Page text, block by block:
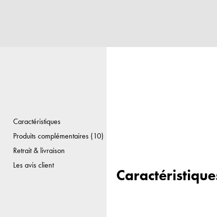
Caractéristiques
Produits complémentaires (10)
Retrait & livraison
Les avis client